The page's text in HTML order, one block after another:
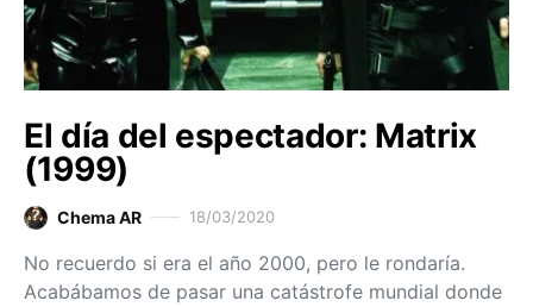
El día del espectador: Matrix
(1999)
Chema AR 18/03/2020
No recuerdo si era el año 2000, pero le rondaría.
Acabábamos de pasar una catástrofe mundial donde